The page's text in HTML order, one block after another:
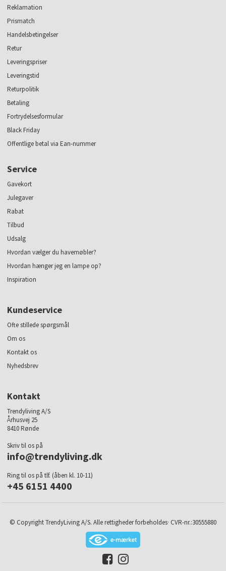
Reklamation
Prismatch
Handelsbetingelser
Retur
Leveringspriser
Leveringstid
Returpolitik
Betaling
Fortrydelsesformular
Black Friday
Offentlige betal via Ean-nummer
Service
Gavekort
Julegaver
Rabat
Tilbud
Udsalg
Hvordan vælger du havemøbler?
Hvordan hænger jeg en lampe op?
Inspiration
Kundeservice
Ofte stillede spørgsmål
Om os
Kontakt os
Nyhedsbrev
Kontakt
Trendyliving A/S
Århusvej 25
8410 Rønde
Skriv til os på
info@trendyliving.dk
Ring til os på tlf. (åben kl. 10-11)
+45 6151 4400
© Copyright TrendyLiving A/S. Alle rettigheder forbeholdes· CVR-nr.:30555880